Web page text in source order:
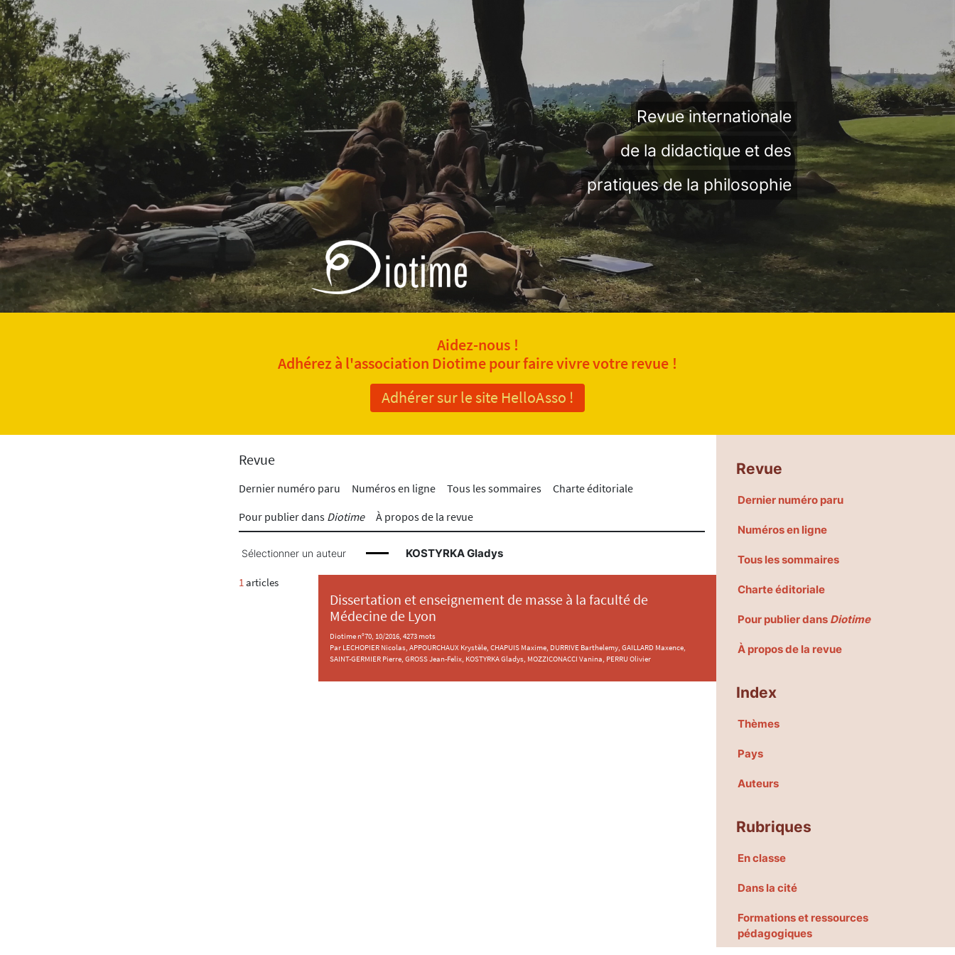
Revue internationale
de la didactique et des
pratiques de la philosophie
Aidez-nous !
Adhérez à l'association Diotime pour faire vivre votre revue !
Adhérer sur le site HelloAsso !
Revue
Dernier numéro paru Numéros en ligne Tous les sommaires
Charte éditoriale
Pour publier dans Diotime À propos de la revue
Sélectionner un auteur KOSTYRKA Gladys
1articles
Dissertation et enseignement de masse à la faculté de
Médecine de Lyon
Diotime n°70, 10/2016, 4273 mots
Par LECHOPIER Nicolas, APPOURCHAUX Krystèle, CHAPUIS Maxime, DURRIVE Barthelemy, GAILLARD Maxence,
SAINT-GERMIER Pierre, GROSS Jean-Felix, KOSTYRKA Gladys, MOZZICONACCI Vanina, PERRU Olivier
Revue
Dernier numéro paru
Numéros en ligne
Tous les sommaires
Charte éditoriale
Pour publier dans Diotime
À propos de la revue
Index
Thèmes
Pays
Auteurs
Rubriques
En classe
Dans la cité
Formations et ressources
pédagogiques